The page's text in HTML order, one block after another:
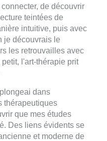
de découvrir
teintées de
intuitive, puis avec
je découvrais le
les retrouvailles avec
l'art-thérapie prit
dans
thérapeutiques
que mes études
Des liens évidents se
et moderne de